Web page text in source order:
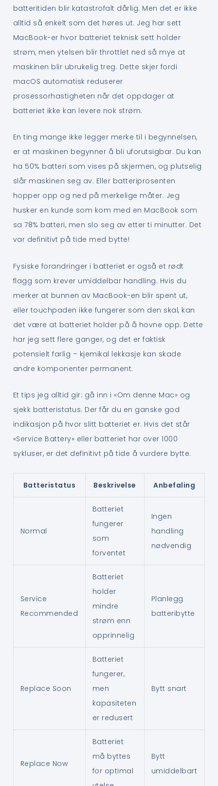
batteritiden blir katastrofalt dårlig. Men det er ikke
alltid så enkelt som det høres ut. Jeg har sett
MacBook-er hvor batteriet teknisk sett holder
strøm, men ytelsen blir throttlet ned så mye at
maskinen blir ubrukelig treg. Dette skjer fordi
macOS automatisk reduserer
prosessorhastigheten når det oppdager at
batteriet ikke kan levere nok strøm.
En ting mange ikke legger merke til i begynnelsen,
er at maskinen begynner å bli uforutsigbar. Du kan
ha 50% batteri som vises på skjermen, og plutselig
slår maskinen seg av. Eller batteriprosenten
hopper opp og ned på merkelige måter. Jeg
husker en kunde som kom med en MacBook som
sa 78% batteri, men slo seg av etter ti minutter. Det
var definitivt på tide med bytte!
Fysiske forandringer i batteriet er også et rødt
flagg som krever umiddelbar handling. Hvis du
merker at bunnen av MacBook-en blir spent ut,
eller touchpaden ikke fungerer som den skal, kan
det være at batteriet holder på å hovne opp. Dette
har jeg sett flere ganger, og det er faktisk
potensielt farlig – kjemikal lekkasje kan skade
andre komponenter permanent.
Et tips jeg alltid gir: gå inn i «Om denne Mac» og
sjekk batteristatus. Der får du en ganske god
indikasjon på hvor slitt batteriet er. Hvis det står
«Service Battery» eller batteriet har over 1000
sykluser, er det definitivt på tide å vurdere bytte.
Batteristatus Beskrivelse Anbefaling
Normal
Batteriet
fungerer
som
forventet
Ingen
handling
nødvendig
Service
Recommended
Batteriet
holder
mindre
strøm enn
opprinnelig
Planlegg
batteribytte
Replace Soon
Batteriet
fungerer,
men
kapasiteten
er redusert
Bytt snart
Replace Now
Batteriet
må byttes
for optimal
Bytt
umiddelbart